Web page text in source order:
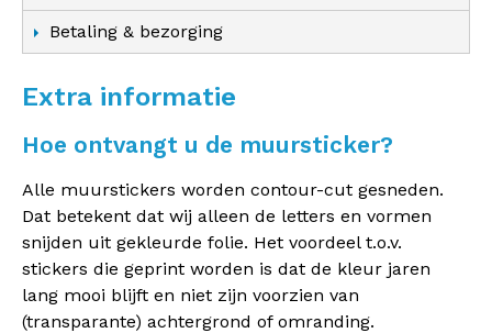
Betaling & bezorging
Extra informatie
Hoe ontvangt u de muursticker?
Alle muurstickers worden contour-cut gesneden.
Dat betekent dat wij alleen de letters en vormen
snijden uit gekleurde folie. Het voordeel t.o.v.
stickers die geprint worden is dat de kleur jaren
lang mooi blijft en niet zijn voorzien van
(transparante) achtergrond of omranding.